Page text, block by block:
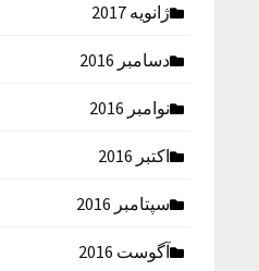
ژانویه 2017
دسامبر 2016
نوامبر 2016
اکتبر 2016
سپتامبر 2016
آگوست 2016